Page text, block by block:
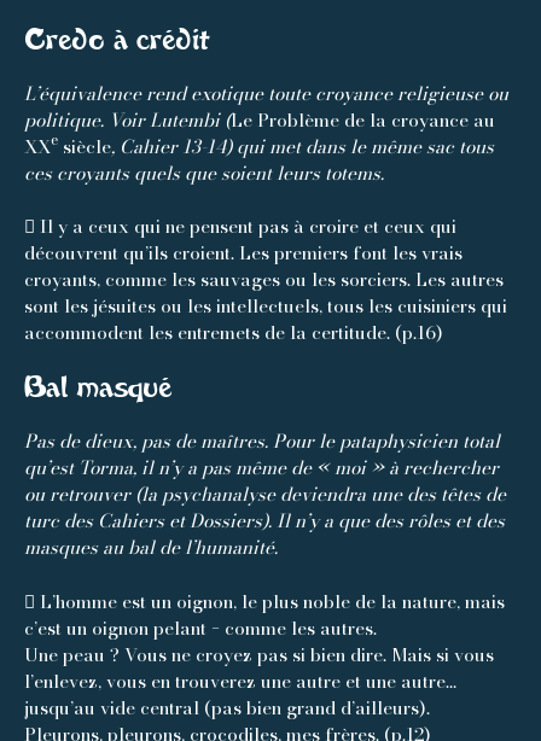
Credo à crédit
L’équivalence rend exotique toute croyance religieuse ou
politique. Voir Lutembi (Le Problème de la croyance au
XXe siècle, Cahier 13-14) qui met dans le même sac tous
ces croyants quels que soient leurs totems.
 Il y a ceux qui ne pensent pas à croire et ceux qui
découvrent qu’ils croient. Les premiers font les vrais
croyants, comme les sauvages ou les sorciers. Les autres
sont les jésuites ou les intellectuels, tous les cuisiniers qui
accommodent les entremets de la certitude. (p.16)
Bal masqué
Pas de dieux, pas de maîtres. Pour le pataphysicien total
qu’est Torma, il n’y a pas même de « moi » à rechercher
ou retrouver (la psychanalyse deviendra une des têtes de
turc des Cahiers et Dossiers). Il n’y a que des rôles et des
masques au bal de l’humanité.
 L’homme est un oignon, le plus noble de la nature, mais
c’est un oignon pelant − comme les autres.
Une peau ? Vous ne croyez pas si bien dire. Mais si vous
l’enlevez, vous en trouverez une autre et une autre…
jusqu’au vide central (pas bien grand d’ailleurs).
Pleurons, pleurons, crocodiles, mes frères. (p.12)